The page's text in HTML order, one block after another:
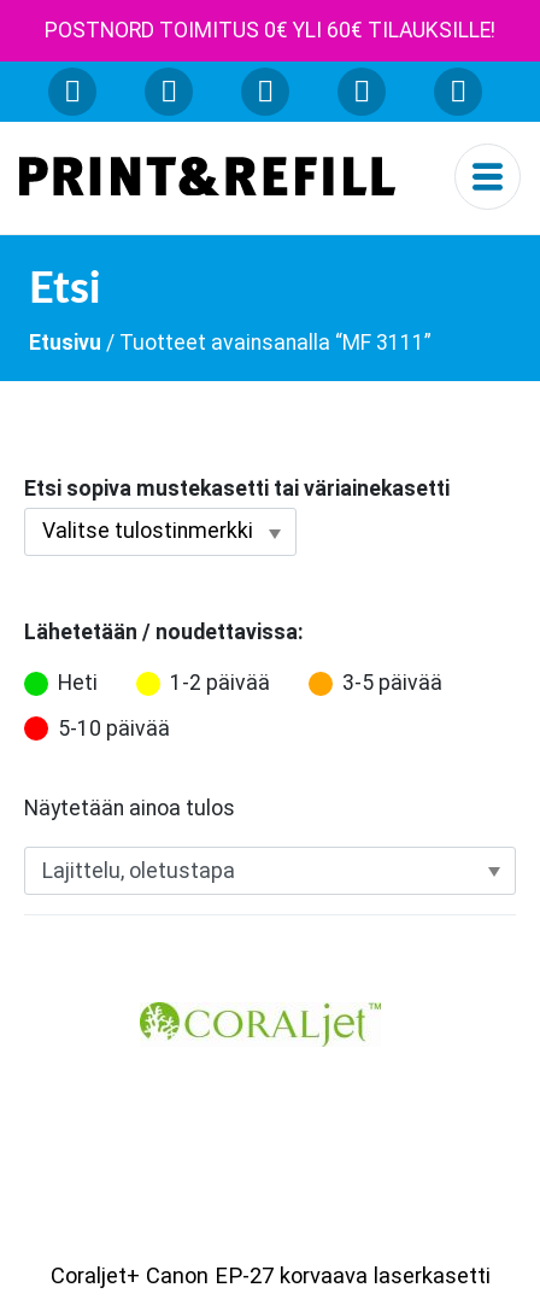
POSTNORD TOIMITUS 0€ YLI 60€ TILAUKSILLE!
Etsi
Etusivu / Tuotteet avainsanalla “MF 3111”
Etsi sopiva mustekasetti tai väriainekasetti
Lähetetään / noudettavissa:
Heti 1-2 päivää
3-5 päivää
5-10 päivää
Näytetään ainoa tulos
Coraljet+ Canon EP-27 korvaava laserkasetti